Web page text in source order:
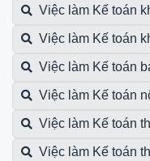
Việc làm Kế toán
Việc làm Kế toán
Việc làm Kế toán
Việc làm Kế toán
Việc làm Kế toán
Việc làm Kế toán